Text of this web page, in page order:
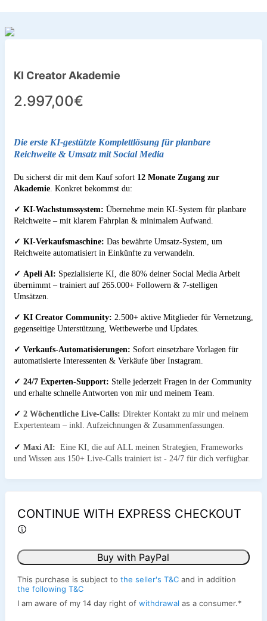
KI Creator Akademie
2.997,00€
Die erste KI-gestützte Komplettlösung für planbare
Reichweite & Umsatz mit Social Media
Du sicherst dir mit dem Kauf sofort 12 Monate Zugang zur
Akademie. Konkret bekommst du:
✓ KI-Wachstumssystem: Übernehme mein KI-System für planbare
Reichweite – mit klarem Fahrplan & minimalem Aufwand.
✓ KI-Verkaufsmaschine: Das bewährte Umsatz-System, um
Reichweite automatisiert in Einkünfte zu verwandeln.
✓ Apeli AI: Spezialisierte KI, die 80% deiner Social Media Arbeit
übernimmt – trainiert auf 265.000+ Followern & 7-stelligen
Umsätzen.
✓ KI Creator Community: 2.500+ aktive Mitglieder für Vernetzung,
gegenseitige Unterstützung, Wettbewerbe und Updates.
✓ Verkaufs-Automatisierungen: Sofort einsetzbare Vorlagen für
automatisierte Interessenten & Verkäufe über Instagram.
✓ 24/7 Experten-Support: Stelle jederzeit Fragen in der Community
und erhalte schnelle Antworten von mir und meinem Team.
✓ 2 Wöchentliche Live-Calls: Direkter Kontakt zu mir und meinem
Expertenteam – inkl. Aufzeichnungen & Zusammenfassungen.
✓ Maxi AI: Eine KI, die auf ALL meinen Strategien, Frameworks
und Wissen aus 150+ Live-Calls trainiert ist - 24/7 für dich verfügbar.
CONTINUE WITH EXPRESS CHECKOUT
Buy with PayPal
This purchase is subject to the seller's T&C and in addition
the following T&C
I am aware of my 14 day right of withdrawal as a consumer.*